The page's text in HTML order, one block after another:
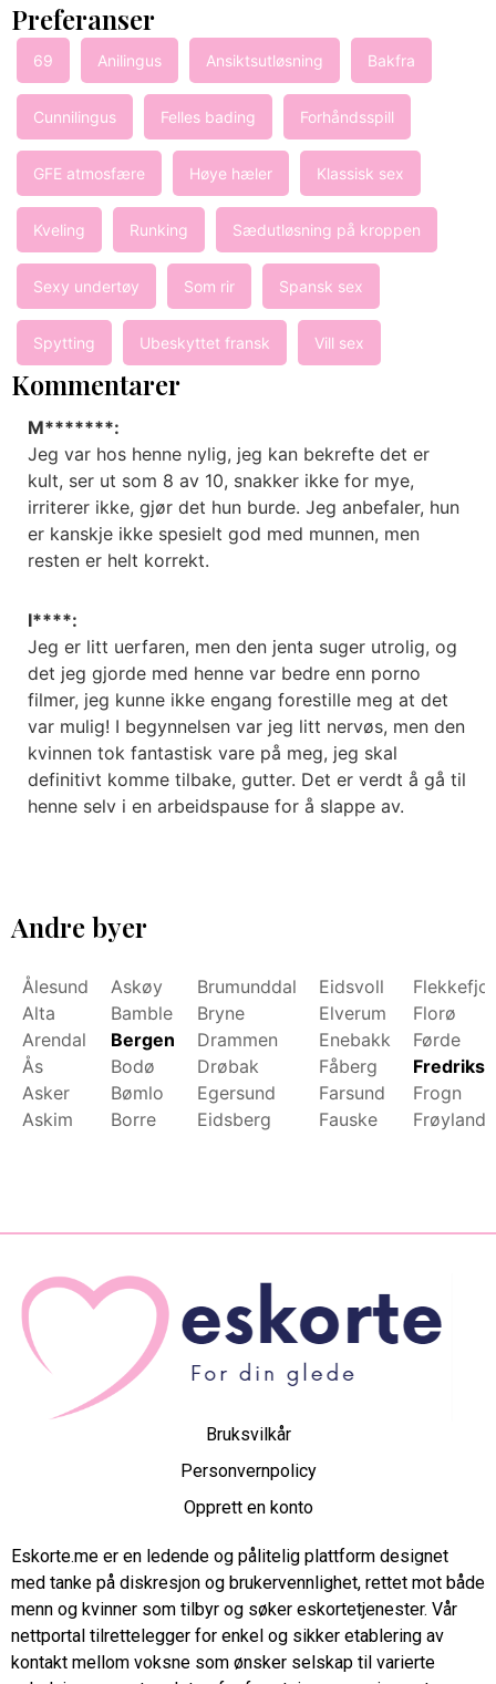
Preferanser
69 Anilingus Ansiktsutløsning Bakfra
Cunnilingus Felles bading Forhåndsspill
GFE atmosfære Høye hæler Klassisk sex
Kveling Runking Sædutløsning på kroppen
Sexy undertøy Som rir Spansk sex
Spytting Ubeskyttet fransk Vill sex
Kommentarer
M*******:
Jeg var hos henne nylig, jeg kan bekrefte det er
kult, ser ut som 8 av 10, snakker ikke for mye,
irriterer ikke, gjør det hun burde. Jeg anbefaler, hun
er kanskje ikke spesielt god med munnen, men
resten er helt korrekt.
I****:
Jeg er litt uerfaren, men den jenta suger utrolig, og
det jeg gjorde med henne var bedre enn porno
filmer, jeg kunne ikke engang forestille meg at det
var mulig! I begynnelsen var jeg litt nervøs, men den
kvinnen tok fantastisk vare på meg, jeg skal
definitivt komme tilbake, gutter. Det er verdt å gå til
henne selv i en arbeidspause for å slappe av.
Andre byer
Ålesund
Alta
Arendal
Ås
Asker
Askim
Askøy
Bamble
Bergen
Bodø
Bømlo
Borre
Brumunddal
Bryne
Drammen
Drøbak
Egersund
Eidsberg
Eidsvoll
Elverum
Enebakk
Fåberg
Farsund
Fauske
Florø
Førde
Frogn
Frøyland
Bruksvilkår
Personvernpolicy
Opprett en konto
Eskorte.me er en ledende og pålitelig plattform designet
med tanke på diskresjon og brukervennlighet, rettet mot både
menn og kvinner som tilbyr og søker eskortetjenester. Vår
nettportal tilrettelegger for enkel og sikker etablering av
kontakt mellom voksne som ønsker selskap til varierte